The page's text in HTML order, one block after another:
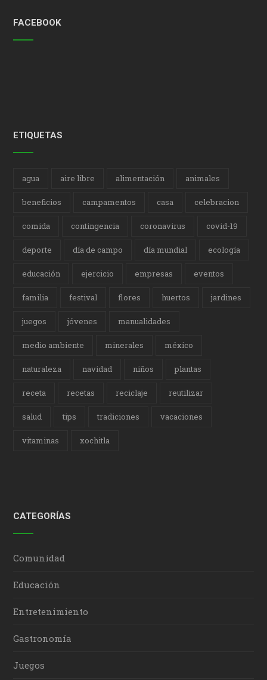
FACEBOOK
ETIQUETAS
agua aire libre alimentación animales
beneficios campamentos casa celebracion
comida contingencia coronavirus covid-19
deporte día de campo día mundial ecología
educación ejercicio empresas eventos
familia festival flores huertos jardines
juegos jóvenes manualidades
medio ambiente minerales méxico
naturaleza navidad niños plantas
receta recetas reciclaje reutilizar
salud tips tradiciones vacaciones
vitaminas xochitla
CATEGORÍAS
Comunidad
Educación
Entretenimiento
Gastronomía
Juegos